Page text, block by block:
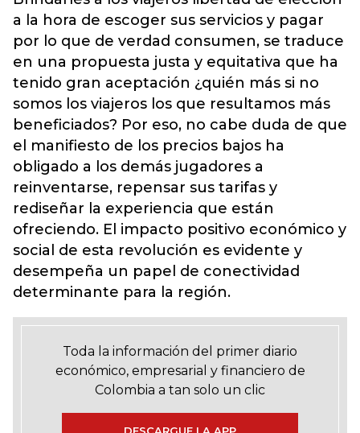
a la hora de escoger sus servicios y pagar
por lo que de verdad consumen, se traduce
en una propuesta justa y equitativa que ha
tenido gran aceptación ¿quién más si no
somos los viajeros los que resultamos más
beneficiados? Por eso, no cabe duda de que
el manifiesto de los precios bajos ha
obligado a los demás jugadores a
reinventarse, repensar sus tarifas y
rediseñar la experiencia que están
ofreciendo. El impacto positivo económico y
social de esta revolución es evidente y
desempeña un papel de conectividad
determinante para la región.
Toda la información del primer diario
económico, empresarial y financiero de
Colombia a tan solo un clic
DESCARGUE LA APP